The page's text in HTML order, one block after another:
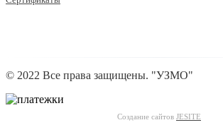
© 2022 Все права защищены. "УЗМО"
Создание сайтов JESITE